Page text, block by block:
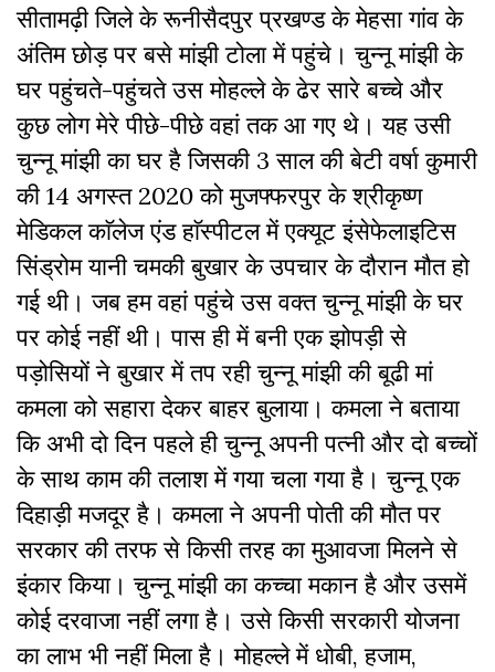
सीतामढ़ी जिले के रूनीसैदपुर प्रखण्ड के मेहसा गांव के
अंतिम छोड़ पर बसे मांझी टोला में पहुंचे। चुन्नू मांझी के
घर पहुंचते-पहुंचते उस मोहल्ले के ढेर सारे बच्चे और
कुछ लोग मेरे पीछे-पीछे वहां तक आ गए थे। यह उसी
चुन्नू मांझी का घर है जिसकी 3 साल की बेटी वर्षा कुमारी
की 14 अगस्त 2020 को मुजफ्फरपुर के श्रीकृष्ण
मेडिकल काॅलेज एंड हाॅस्पीटल में एक्यूट इंसेफेलाइटिस
सिंड्रोम यानी चमकी बुखार के उपचार के दौरान मौत हो
गई थी। जब हम वहां पहुंचे उस वक्त चुन्नू मांझी के घर
पर कोई नहीं थी। पास ही में बनी एक झोपड़ी से
पड़ोसियों ने बुखार में तप रही चुन्नू मांझी की बूढी मां
कमला को सहारा देकर बाहर बुलाया। कमला ने बताया
कि अभी दो दिन पहले ही चुन्नू अपनी पत्नी और दो बच्चों
के साथ काम की तलाश में गया चला गया है। चुन्नू एक
दिहाड़ी मजदूर है। कमला ने अपनी पोती की मौत पर
सरकार की तरफ से किसी तरह का मुआवजा मिलने से
इंकार किया। चुन्नू मांझी का कच्चा मकान है और उसमें
कोई दरवाजा नहीं लगा है। उसे किसी सरकारी योजना
का लाभ भी नहीं मिला है। मोहल्ले में धोबी, हजाम,